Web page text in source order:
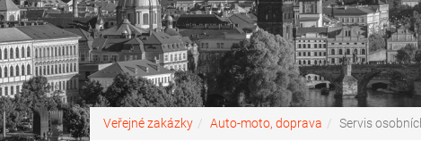
Veřejné zakázky Auto-moto, doprava Servis